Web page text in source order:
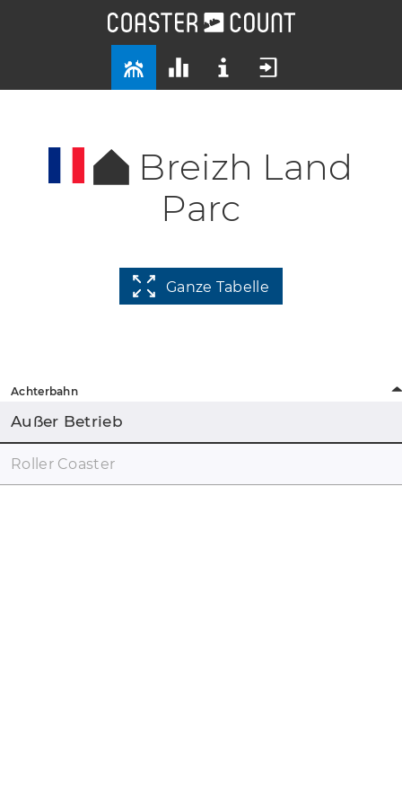
Breizh Land
Parc
Ganze Tabelle
Achterbahn
Außer Betrieb
Roller Coaster